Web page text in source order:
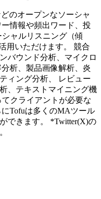
どのオープンなソーシャ
情報や頻出ワード、投
ャルリスニング（傾
用いただけます。 競合
バウンド分析、マイクロ
析、製品画像解析、炎
ィング分析、 レビュー
、テキストマイニング機
クライアントが必要な
Tofuは多くのMAツール
できます。 *Twitter(X)の